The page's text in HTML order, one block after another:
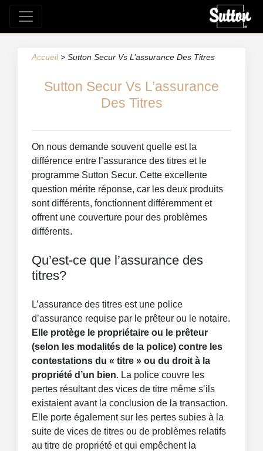
Accueil > Sutton Secur Vs L’assurance Des Titres
Sutton Secur Vs L’assurance
Des Titres
On nous demande souvent quelle est la
différence entre l’assurance des titres et le
programme Sutton Secur. Cette excellente
question mérite réponse, car les deux produits
sont différents, fonctionnent différemment et
offrent une couverture pour des problèmes
différents.
Qu’est-ce que l’assurance des
titres?
L’assurance des titres est une police
d’assurance requise par le prêteur ou le notaire.
Elle protège le propriétaire ou le prêteur
(selon les modalités de la police) contre les
contestations du « titre » ou du droit à la
propriété d’un bien. La police couvre les
pertes résultant des vices de titre même s’ils
existaient avant la conclusion de la transaction.
Elle porte également sur les pertes subies à la
suite de vices de titres ou de problèmes relatifs
au titre de propriété et qui empêchent la